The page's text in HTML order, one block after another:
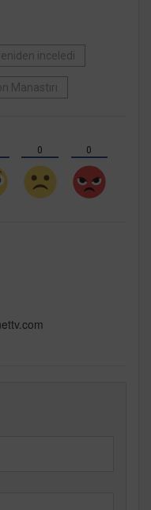
inceledi
Manastırı
0 0